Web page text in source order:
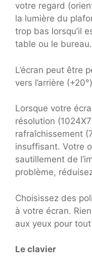
votre regard
la lumière du
trop bas lorsqu’il
table ou le bureau.
L’écran peut être
vers l’arrière
Lorsque votre
résolution
rafraîchissement
insuffisant. Votre
sautillement de
problème,
Choisissez des
à votre écran.
aux yeux pour
Le clavier